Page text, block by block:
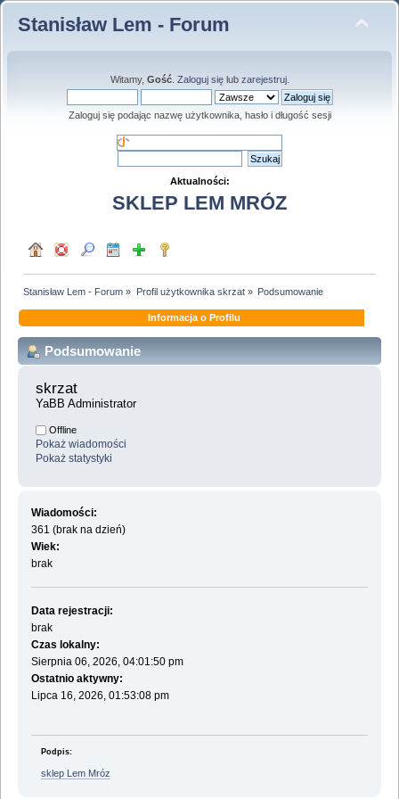
Stanisław Lem - Forum
Witamy, Gość. Zaloguj sięlub zarejestruj.
Zaloguj się podając nazwę użytkownika, hasło i długość sesji
Aktualności:
SKLEP LEM MRÓZ
Stanisław Lem - Forum » Profil użytkownika skrzat» Podsumowanie
Informacja o Profilu
Podsumowanie
skrzat
YaBB Administrator
Offline
Pokaż wiadomości
Pokaż statystyki
Wiadomości:
361 (brak na dzień)
Wiek:
brak
Data rejestracji:
brak
Czas lokalny:
Sierpnia 06, 2026, 04:01:50 pm
Ostatnio aktywny:
Lipca 16, 2026, 01:53:08 pm
Podpis:
sklep Lem Mróz